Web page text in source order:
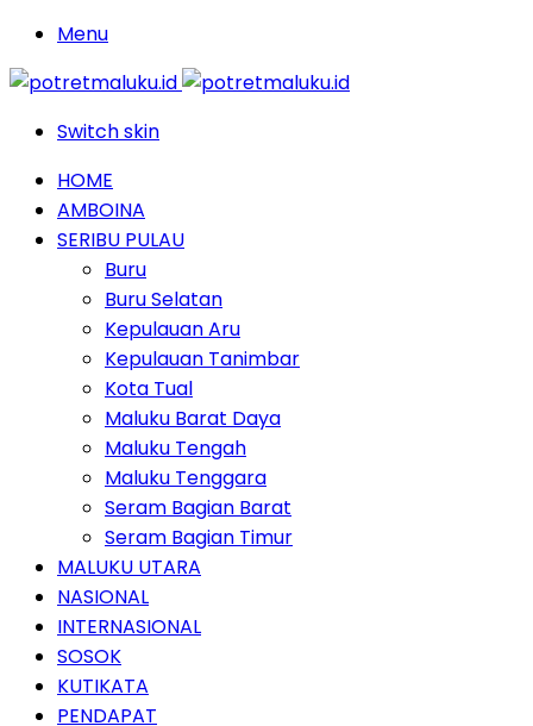
Menu
Switch skin
HOME
AMBOINA
SERIBU PULAU
Buru
Buru Selatan
Kepulauan Aru
Kepulauan Tanimbar
Kota Tual
Maluku Barat Daya
Maluku Tengah
Maluku Tenggara
Seram Bagian Barat
Seram Bagian Timur
MALUKU UTARA
NASIONAL
INTERNASIONAL
SOSOK
KUTIKATA
PENDAPAT